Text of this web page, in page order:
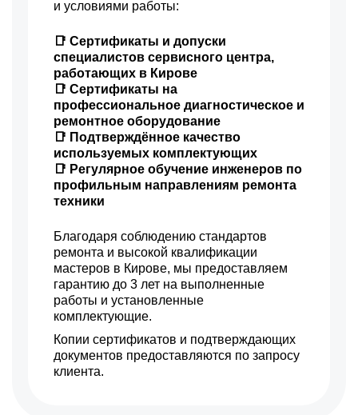
и условиями работы:
📑 Сертификаты и допуски
специалистов сервисного центра,
работающих в Кирове
📑 Сертификаты на
профессиональное диагностическое и
ремонтное оборудование
📑 Подтверждённое качество
используемых комплектующих
📑 Регулярное обучение инженеров по
профильным направлениям ремонта
техники
Благодаря соблюдению стандартов
ремонта и высокой квалификации
мастеров в Кирове, мы предоставляем
гарантию до 3 лет на выполненные
работы и установленные
комплектующие.
Копии сертификатов и подтверждающих
документов предоставляются по запросу
клиента.